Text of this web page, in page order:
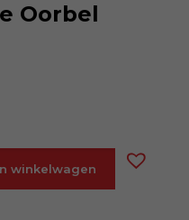
Oorbel
winkelwagen